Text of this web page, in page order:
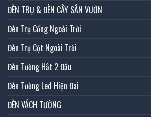
ĐÈN TRỤ & ĐÈN CÂY SÂN VƯỜN
Đèn Trụ Cổng Ngoài Trời
Đèn Trụ Cột Ngoài Trời
Đèn Tường Hắt 2 Đầu
Đèn Tường Led Hiện Đai
ĐÈN VÁCH TƯỜNG